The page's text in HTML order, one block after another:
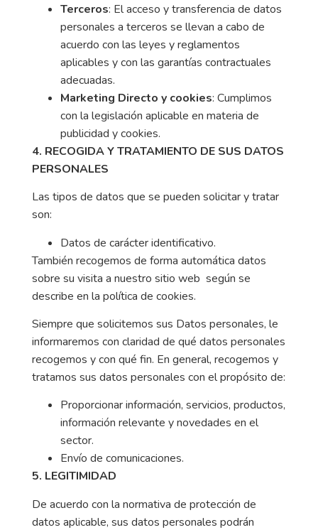
Terceros: El acceso y transferencia de datos
personales a terceros se llevan a cabo de
acuerdo con las leyes y reglamentos
aplicables y con las garantías contractuales
adecuadas.
Marketing Directo y cookies: Cumplimos
con la legislación aplicable en materia de
publicidad y cookies.
4. RECOGIDA Y TRATAMIENTO DE SUS DATOS
PERSONALES
Las tipos de datos que se pueden solicitar y tratar
son:
Datos de carácter identificativo.
También recogemos de forma automática datos
sobre su visita a nuestro sitio web según se
describe en la política de cookies.
Siempre que solicitemos sus Datos personales, le
informaremos con claridad de qué datos personales
recogemos y con qué fin. En general, recogemos y
tratamos sus datos personales con el propósito de:
Proporcionar información, servicios, productos,
información relevante y novedades en el
sector.
Envío de comunicaciones.
5. LEGITIMIDAD
De acuerdo con la normativa de protección de
datos aplicable, sus datos personales podrán